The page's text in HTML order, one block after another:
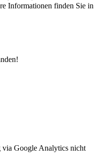
Informationen finden Sie in
via Google Analytics nicht